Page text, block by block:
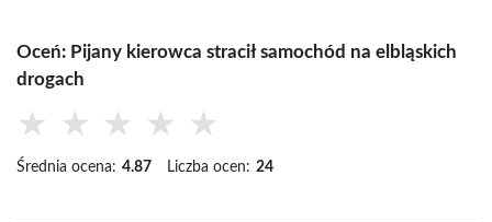
Oceń: Pijany kierowca stracił samochód na elbląskich
drogach
★ ★ ★ ★ ★
Średnia ocena: 4.87 Liczba ocen: 24